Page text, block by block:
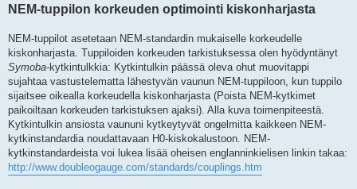
NEM-tuppilon korkeuden optimointi kiskonharjasta
NEM-tuppilot asetetaan NEM-standardin mukaiselle korkeudelle
kiskonharjasta. Tuppiloiden korkeuden tarkistuksessa olen hyödyntänyt
Symoba-kytkintulkkia: Kytkintulkin päässä oleva ohut muovitappi
sujahtaa vastustelematta lähestyvän vaunun NEM-tuppiloon, kun tuppilo
sijaitsee oikealla korkeudella kiskonharjasta (Poista NEM-kytkimet
paikoiltaan korkeuden tarkistuksen ajaksi). Alla kuva toimenpiteestä.
Kytkintulkin ansiosta vaununi kytkeytyvät ongelmitta kaikkeen NEM-
kytkinstandardia noudattavaan H0-kiskokalustoon. NEM-
kytkinstandardeista voi lukea lisää oheisen englanninkielisen linkin takaa:
http://www.doubleogauge.com/standards/couplings.htm